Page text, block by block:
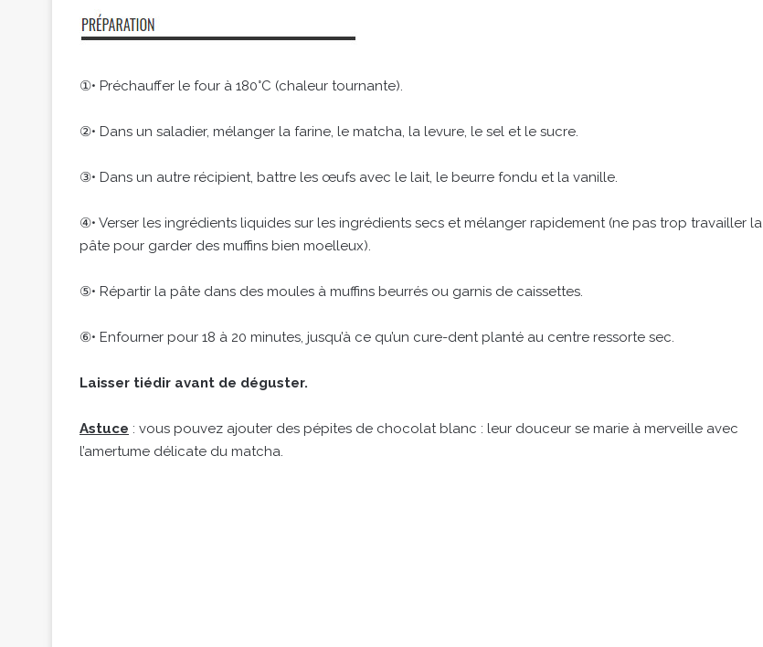
①• Préchauffer le four à 180°C (chaleur tournante).
②• Dans un saladier, mélanger la farine, le matcha, la levure, le sel et le sucre.
③• Dans un autre récipient, battre les œufs avec le lait, le beurre fondu et la vanille.
④• Verser les ingrédients liquides sur les ingrédients secs et mélanger rapidement (ne pas trop travailler la
pâte pour garder des muffins bien moelleux).
⑤• Répartir la pâte dans des moules à muffins beurrés ou garnis de caissettes.
⑥• Enfourner pour 18 à 20 minutes, jusqu’à ce qu’un cure-dent planté au centre ressorte sec.
Laisser tiédir avant de déguster.
Astuce : vous pouvez ajouter des pépites de chocolat blanc : leur douceur se marie à merveille avec
l’amertume délicate du matcha.